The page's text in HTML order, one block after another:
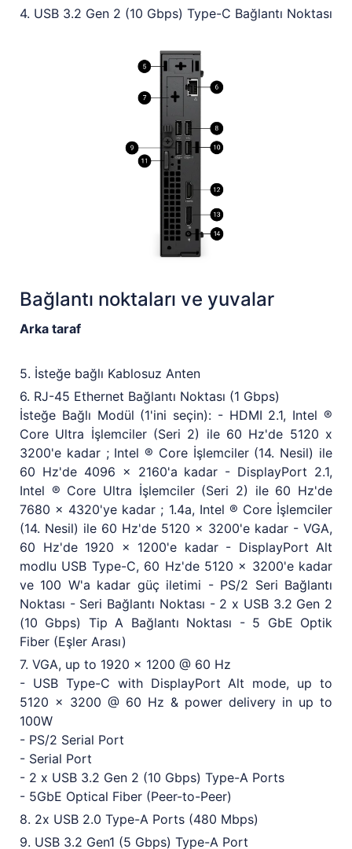
4. USB 3.2 Gen 2 (10 Gbps) Type-C Bağlantı Noktası
Bağlantı noktaları ve yuvalar
Arka taraf
5. İsteğe bağlı Kablosuz Anten
6. RJ-45 Ethernet Bağlantı Noktası (1 Gbps)
İsteğe Bağlı Modül (1'ini seçin): - HDMI 2.1, Intel ®
Core Ultra İşlemciler (Seri 2) ile 60 Hz'de 5120 x
3200'e kadar ; Intel ® Core İşlemciler (14. Nesil) ile
60 Hz'de 4096 x 2160'a kadar - DisplayPort 2.1,
Intel ® Core Ultra İşlemciler (Seri 2) ile 60 Hz'de
7680 x 4320'ye kadar ; 1.4a, Intel ® Core İşlemciler
(14. Nesil) ile 60 Hz'de 5120 x 3200'e kadar - VGA,
60 Hz'de 1920 x 1200'e kadar - DisplayPort Alt
modlu USB Type-C, 60 Hz'de 5120 x 3200'e kadar
ve 100 W'a kadar güç iletimi - PS/2 Seri Bağlantı
Noktası - Seri Bağlantı Noktası - 2 x USB 3.2 Gen 2
(10 Gbps) Tip A Bağlantı Noktası - 5 GbE Optik
Fiber (Eşler Arası)
7. VGA, up to 1920 x 1200 @ 60 Hz
- USB Type-C with DisplayPort Alt mode, up to
5120 x 3200 @ 60 Hz & power delivery in up to
100W
- PS/2 Serial Port
- Serial Port
- 2 x USB 3.2 Gen 2 (10 Gbps) Type-A Ports
- 5GbE Optical Fiber (Peer-to-Peer)
8. 2x USB 2.0 Type-A Ports (480 Mbps)
9. USB 3.2 Gen1 (5 Gbps) Type-A Port